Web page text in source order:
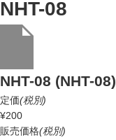
NHT-08
NHT-08 (NHT-08)
定価(税別)
¥200
販売価格(税別)